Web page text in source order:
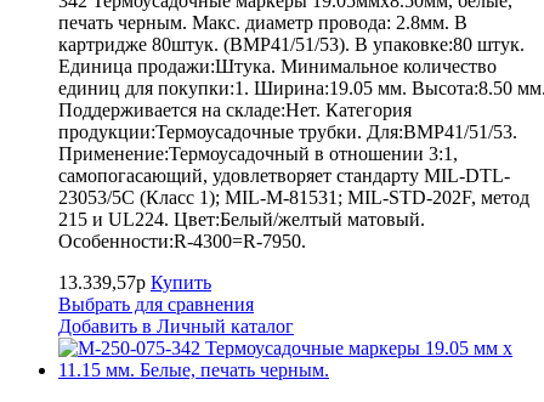
печать черным. Макс. диаметр провода: 2.8мм. В
картридже 80штук. (BMP41/51/53). В упаковке:80 штук.
Единица продажи:Штука. Минимальное количество
единиц для покупки:1. Ширина:19.05 мм. Высота:8.50
Поддерживается на складе:Нет. Категория
продукции:Термоусадочные трубки. Для:BMP41/51/53.
Применение:Термоусадочный в отношении 3:1,
самопогасающий, удовлетворяет стандарту MIL-DTL-
23053/5C (Класс 1); MIL-M-81531; MIL-STD-202F, метод
215 и UL224. Цвет:Белый/желтый матовый.
Особенности:R-4300=R-7950.
13.339,57р Купить
Выбрать для сравнения
Добавить в Личный каталог